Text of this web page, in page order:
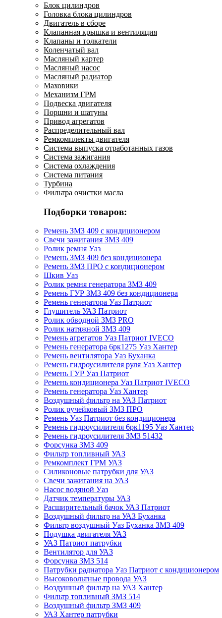
Блок цилиндров
Головка блока цилиндров
Двигатель в сборе
Клапанная крышка и вентиляция
Клапаны и толкатели
Коленчатый вал
Масляный картер
Масляный насос
Масляный радиатор
Маховики
Механизм ГРМ
Подвеска двигателя
Поршни и шатуны
Привод агрегатов
Распределительный вал
Ремкомплекты двигателя
Система выпуска отработанных газов
Система зажигания
Система охлаждения
Система питания
Турбина
Фильтра очистки масла
Подборки товаров:
Ремень ЗМЗ 409 с кондиционером
Свечи зажигания ЗМЗ 409
Ролик ремня Уаз
Ремень ЗМЗ 409 без кондиционера
Ремень ЗМЗ ПРО с кондиционером
Шкив Уаз
Ролик ремня генератора ЗМЗ 409
Ремень ГУР ЗМЗ 409 без кондиционера
Ремень генератора Уаз Патриот
Глушитель УАЗ Патриот
Ролик обводной ЗМЗ PRO
Ролик натяжной ЗМЗ 409
Ремень агрегатов Уаз Патриот IVECO
Ремень генератора 6рк1275 Уаз Хантер
Ремень вентилятора Уаз Буханка
Ремень гидроусилителя руля Уаз Хантер
Ремень ГУР Уаз Патриот
Ремень кондиционера Уаз Патриот IVECO
Ремень генератора Уаз Хантер
Воздушный фильтр на УАЗ Патриот
Ролик ручейковый ЗМЗ ПРО
Ремень Уаз Патриот без кондиционера
Ремень гидроусилителя 6рк1195 Уаз Хантер
Ремень гидроусилителя ЗМЗ 51432
Форсунка ЗМЗ 409
Фильтр топливный УАЗ
Ремкомплект ГРМ УАЗ
Силиконовые патрубки для УАЗ
Свечи зажигания на УАЗ
Насос водяной Уаз
Датчик температуры УАЗ
Расширительный бачок УАЗ Патриот
Воздушный фильтр на УАЗ Буханка
Фильтр воздушный Уаз Буханка ЗМЗ 409
Подушка двигателя УАЗ
УАЗ Патриот патрубки
Вентилятор для УАЗ
Форсунка ЗМЗ 514
Патрубки радиатора Уаз Патриот с кондиционером
Высоковольтные провода УАЗ
Воздушный фильтр на УАЗ Хантер
Фильтр топливный ЗМЗ 514
Воздушный фильтр ЗМЗ 409
УАЗ Хантер патрубки